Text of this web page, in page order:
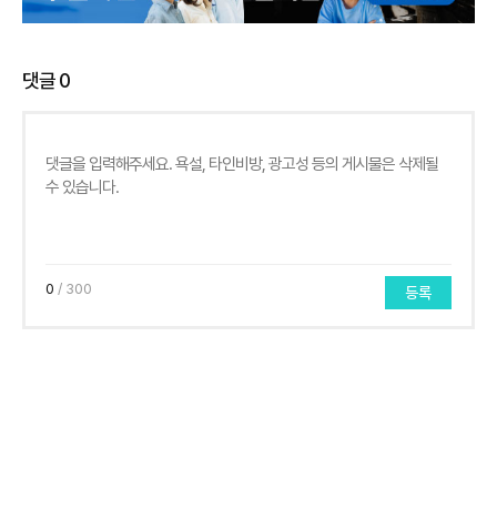
댓글0
0 / 300 등록